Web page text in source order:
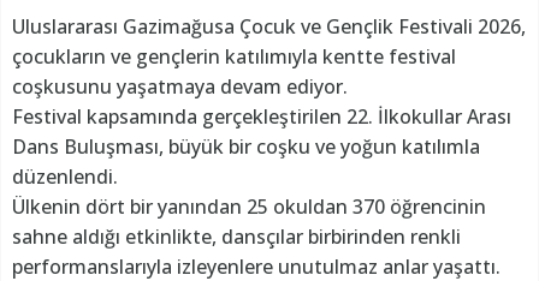
Uluslararası Gazimağusa Çocuk ve Gençlik Festivali 2026,
çocukların ve gençlerin katılımıyla kentte festival
coşkusunu yaşatmaya devam ediyor.
Festival kapsamında gerçekleştirilen 22. İlkokullar Arası
Dans Buluşması, büyük bir coşku ve yoğun katılımla
düzenlendi.
Ülkenin dört bir yanından 25 okuldan 370 öğrencinin
sahne aldığı etkinlikte, dansçılar birbirinden renkli
performanslarıyla izleyenlere unutulmaz anlar yaşattı.